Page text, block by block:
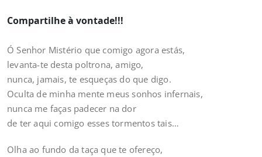
Compartilhe à vontade!!!
Ó Senhor Mistério que comigo agora estás,
levanta-te desta poltrona, amigo,
nunca, jamais, te esqueças do que digo.
Oculta de minha mente meus sonhos infernais,
nunca me faças padecer na dor
de ter aqui comigo esses tormentos tais…
Olha ao fundo da taça que te ofereço,